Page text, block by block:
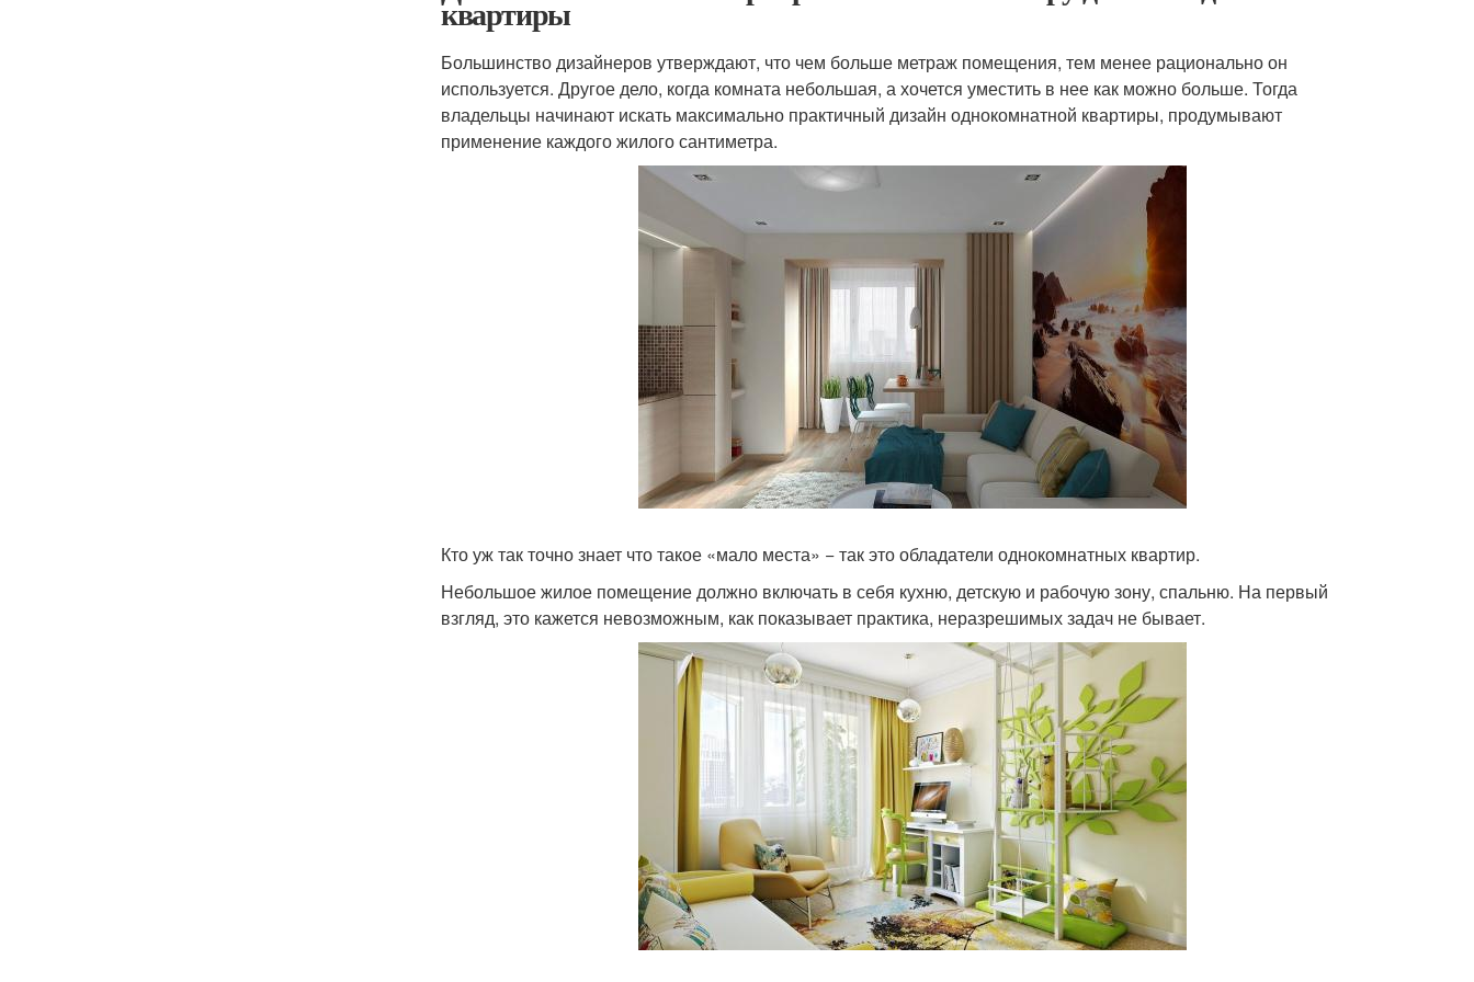
квартиры
Большинство дизайнеров утверждают, что чем больше метраж помещения, тем менее рационально он
используется. Другое дело, когда комната небольшая, а хочется уместить в нее как можно больше. Тогда
владельцы начинают искать максимально практичный дизайн однокомнатной квартиры, продумывают
применение каждого жилого сантиметра.
Кто уж так точно знает что такое «мало места» − так это обладатели однокомнатных квартир.
Небольшое жилое помещение должно включать в себя кухню, детскую и рабочую зону, спальню. На первый
взгляд, это кажется невозможным, как показывает практика, неразрешимых задач не бывает.